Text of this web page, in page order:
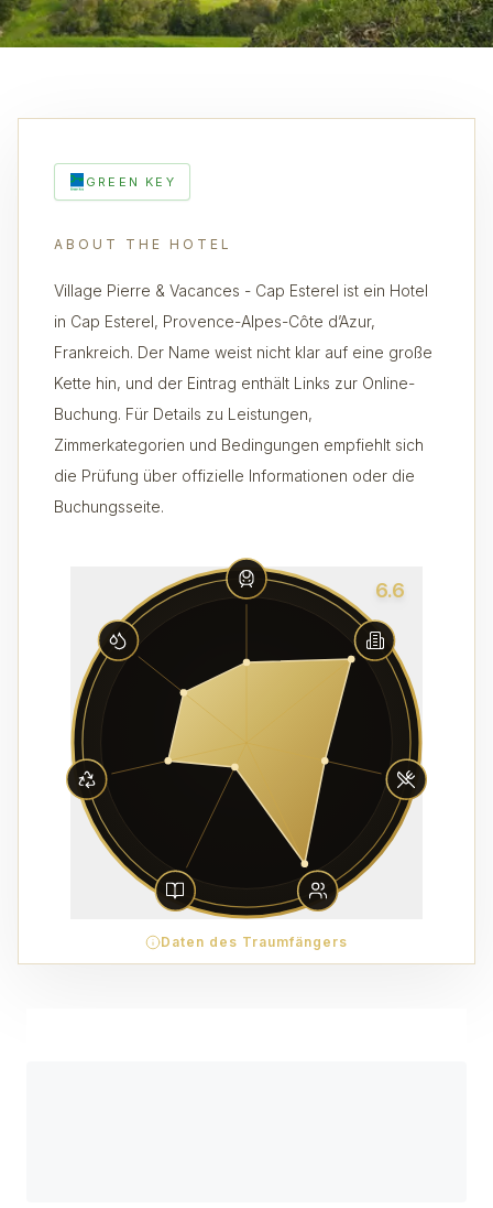
GREEN KEY
ABOUT THE HOTEL
Village Pierre & Vacances - Cap Esterel ist ein Hotel
in Cap Esterel, Provence-Alpes-Côte d’Azur,
Frankreich. Der Name weist nicht klar auf eine große
Kette hin, und der Eintrag enthält Links zur Online-
Buchung. Für Details zu Leistungen,
Zimmerkategorien und Bedingungen empfiehlt sich
die Prüfung über offizielle Informationen oder die
Buchungsseite.
6.6
Daten des Traumfängers